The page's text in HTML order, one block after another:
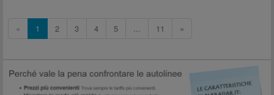
« 1 2 3 4 5 ... 11 »